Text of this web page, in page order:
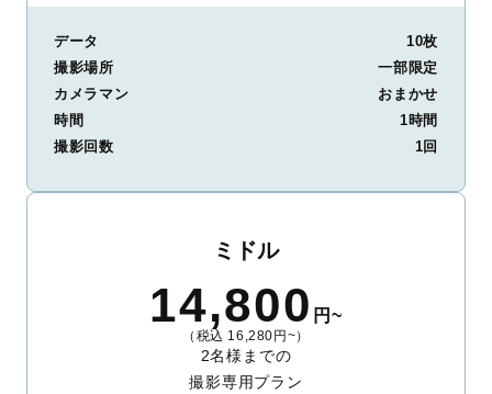
データ
10枚
撮影場所
一部限定
カメラマン
おまかせ
時間
1時間
撮影回数
1回
ミドル
14,800 円~
（税込 16,280円~）
2名様までの
撮影専用プラン